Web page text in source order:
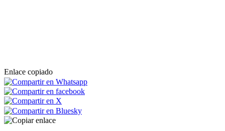
Enlace copiado